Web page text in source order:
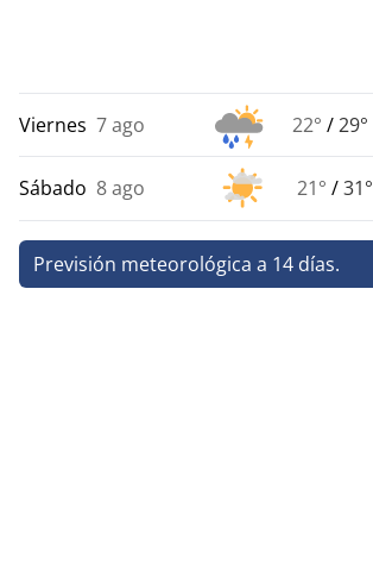
Viernes 7 ago 22° /29°
Sábado 8 ago 21° /31°
Previsión meteorológica a 14 días.